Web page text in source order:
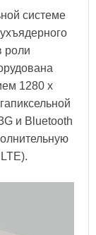
системе
роли
1280 х
и Bluetooth